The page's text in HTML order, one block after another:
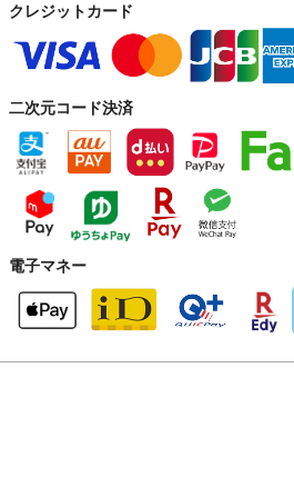
クレジットカード
二次元コード決済
電子マネー